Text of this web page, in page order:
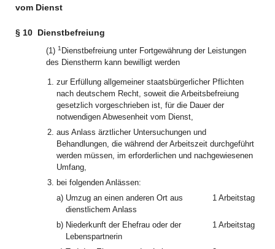
vom Dienst
§ 10 Dienstbefreiung
(1) 1 Dienstbefreiung unter Fortgewährung der Leistungen
des Dienstherrn kann bewilligt werden
1. zur Erfüllung allgemeiner staatsbürgerlicher Pflichten
nach deutschem Recht, soweit die Arbeitsbefreiung
gesetzlich vorgeschrieben ist, für die Dauer der
notwendigen Abwesenheit vom Dienst,
2. aus Anlass ärztlicher Untersuchungen und
Behandlungen, die während der Arbeitszeit durchgeführt
werden müssen, im erforderlichen und nachgewiesenen
Umfang,
3. bei folgenden Anlässen:
a) Umzug an einen anderen Ort aus
dienstlichem Anlass
1 Arbeitstag
b) Niederkunft der Ehefrau oder der
Lebenspartnerin
1 Arbeitstag